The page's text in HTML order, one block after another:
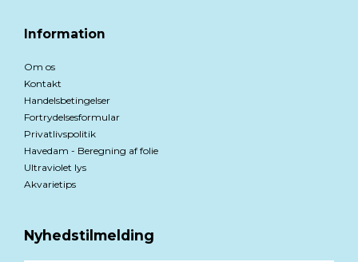
Information
Om os
Kontakt
Handelsbetingelser
Fortrydelsesformular
Privatlivspolitik
Havedam - Beregning af folie
Ultraviolet lys
Akvarietips
Nyhedstilmelding